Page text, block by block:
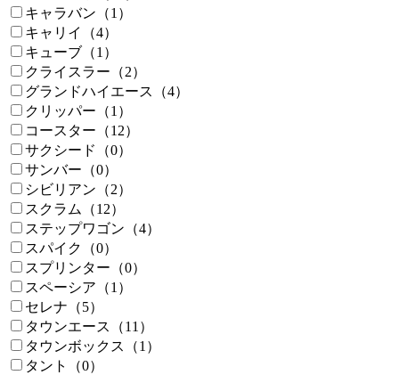
キャラバン（1）
キャリイ（4）
キューブ（1）
クライスラー（2）
グランドハイエース（4）
クリッパー（1）
コースター（12）
サクシード（0）
サンバー（0）
シビリアン（2）
スクラム（12）
ステップワゴン（4）
スパイク（0）
スプリンター（0）
スペーシア（1）
セレナ（5）
タウンエース（11）
タウンボックス（1）
タント（0）